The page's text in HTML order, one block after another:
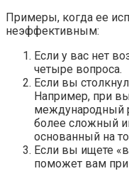
Примеры, когда ее
неэффективным:
Если у вас нет
четыре вопроса.
Если вы
Например, при
международный
более сложный
основанный на
Если вы ищете
поможет вам